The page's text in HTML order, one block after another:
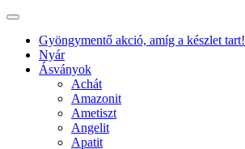
Gyöngymentő akció, amíg a készlet tart!
Nyár
Ásványok
Achát
Amazonit
Ametiszt
Angelit
Apatit